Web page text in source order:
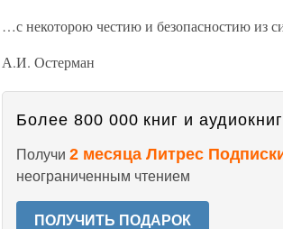
…с некоторою честию и безопасностию из
А.И. Остерман
Более 800 000 книг и
Получи 2 месяца Литрес
неограниченным чтением
ПОЛУЧИТЬ ПОДАРОК